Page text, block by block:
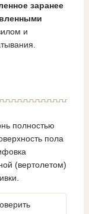
заранее
и
полностью
пола
(вертолетом)